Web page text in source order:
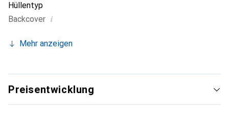
Hüllentyp
Backcover i
Mehr anzeigen
Preisentwicklung